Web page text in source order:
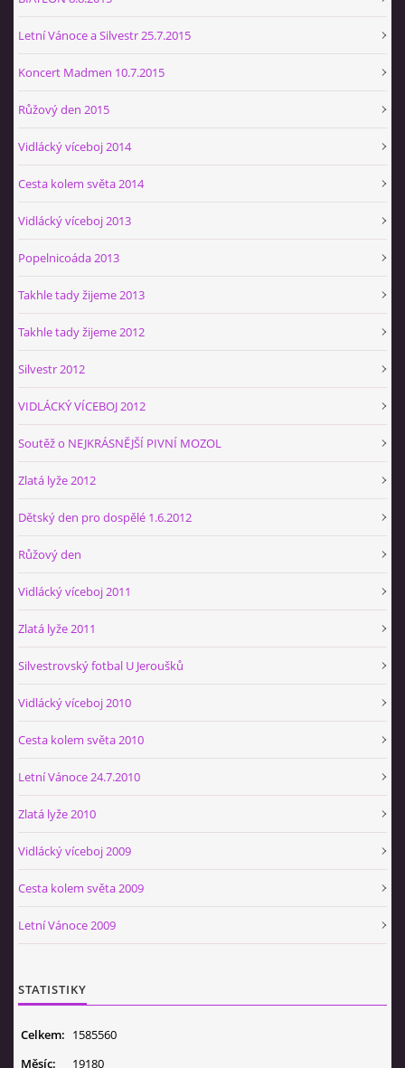
Letní Vánoce a Silvestr 25.7.2015
Koncert Madmen 10.7.2015
Růžový den 2015
Vidlácký víceboj 2014
Cesta kolem světa 2014
Vidlácký víceboj 2013
Popelnicoáda 2013
Takhle tady žijeme 2013
Takhle tady žijeme 2012
Silvestr 2012
VIDLÁCKÝ VÍCEBOJ 2012
Soutěž o NEJKRÁSNĚJŠÍ PIVNÍ MOZOL
Zlatá lyže 2012
Dětský den pro dospělé 1.6.2012
Růžový den
Vidlácký víceboj 2011
Zlatá lyže 2011
Silvestrovský fotbal U Jeroušků
Vidlácký víceboj 2010
Cesta kolem světa 2010
Letní Vánoce 24.7.2010
Zlatá lyže 2010
Vidlácký víceboj 2009
Cesta kolem světa 2009
Letní Vánoce 2009
STATISTIKY
Celkem: 1585560
Měsíc:
19180